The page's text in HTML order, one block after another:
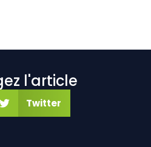
l'article
Twitter